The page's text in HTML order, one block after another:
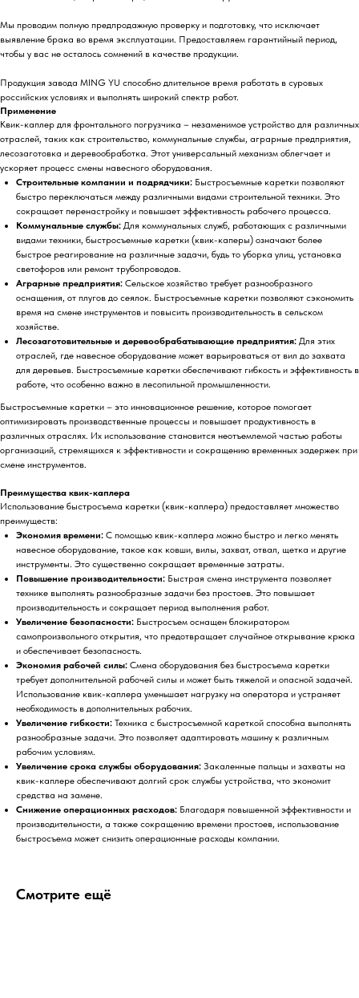
Мы проводим полную предпродажную проверку и подготовку, что исключает
выявление брака во время эксплуатации. Предоставляем гарантийный период,
чтобы у вас не осталось сомнений в качестве продукции.
Продукция завода MING YU способно длительное время работать в суровых
российских условиях и выполнять широкий спектр работ.
Применение
Квик-каплер для фронтального погрузчика – незаменимое устройство для различных
отраслей, таких как строительство, коммунальные службы, аграрные предприятия,
лесозаготовка и деревообработка. Этот универсальный механизм облегчает и
ускоряет процесс смены навесного оборудования.
Строительные компании и подрядчики: Быстросъемные каретки позволяют
быстро переключаться между различными видами строительной техники. Это
сокращает перенастройку и повышает эффективность рабочего процесса.
Коммунальные службы: Для коммунальных служб, работающих с различными
видами техники, быстросъемные каретки (квик-каперы) означают более
быстрое реагирование на различные задачи, будь то уборка улиц, установка
светофоров или ремонт трубопроводов.
Аграрные предприятия: Сельское хозяйство требует разнообразного
оснащения, от плугов до сеялок. Быстросъемные каретки позволяют сэкономить
время на смене инструментов и повысить производительность в сельском
хозяйстве.
Лесозаготовительные и деревообрабатывающие предприятия: Для этих
отраслей, где навесное оборудование может варьироваться от вил до захвата
для деревьев. Быстросъемные каретки обеспечивают гибкость и эффективность в
работе, что особенно важно в лесопильной промышленности.
Быстросъемные каретки – это инновационное решение, которое помогает
оптимизировать производственные процессы и повышает продуктивность в
различных отраслях. Их использование становится неотъемлемой частью работы
организаций, стремящихся к эффективности и сокращению временных задержек при
смене инструментов.
Преимущества квик-каплера
Использование быстросъема каретки (квик-каплера) предоставляет множество
преимуществ:
Экономия времени: С помощью квик-каплера можно быстро и легко менять
навесное оборудование, такое как ковши, вилы, захват, отвал, щетка и другие
инструменты. Это существенно сокращает временные затраты.
Повышение производительности: Быстрая смена инструмента позволяет
технике выполнять разнообразные задачи без простоев. Это повышает
производительность и сокращает период выполнения работ.
Увеличение безопасности: Быстросъем оснащен блокиратором
самопроизвольного открытия, что предотвращает случайное открывание крюка
и обеспечивает безопасность.
Экономия рабочей силы: Смена оборудования без быстросъема каретки
требует дополнительной рабочей силы и может быть тяжелой и опасной задачей.
Использование квик-каплера уменьшает нагрузку на оператора и устраняет
необходимость в дополнительных рабочих.
Увеличение гибкости: Техника с быстросъемной кареткой способна выполнять
разнообразные задачи. Это позволяет адаптировать машину к различным
рабочим условиям.
Увеличение срока службы оборудования: Закаленные пальцы и захваты на
квик-каплере обеспечивают долгий срок службы устройства, что экономит
средства на замене.
Снижение операционных расходов: Благодаря повышенной эффективности и
производительности, а также сокращению времени простоев, использование
быстросъема может снизить операционные расходы компании.
Смотрите ещё